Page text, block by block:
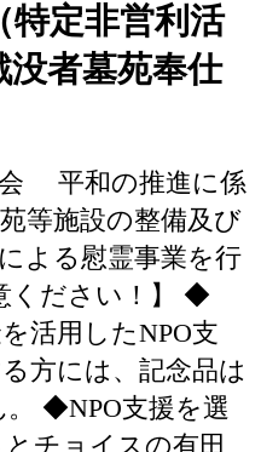
特定非営利活
者墓苑奉仕
会 平和の推進に係
等施設の整備及び
よる慰霊事業を行
ください！】 ◆
活用したNPO支
方には、記念品は
◆NPO支援を選
チョイスの有田